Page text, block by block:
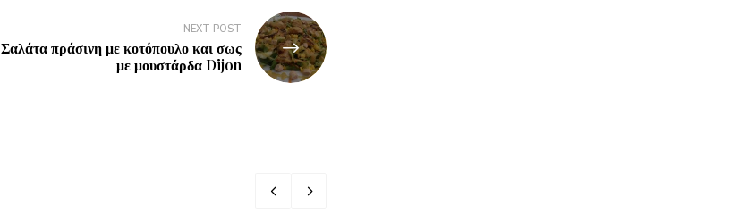
NEXT POST
Σαλάτα πράσινη με κοτόπουλο και σως
με μουστάρδα Dijon